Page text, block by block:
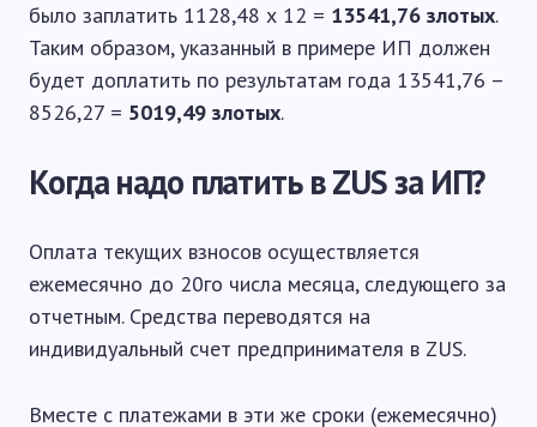
было заплатить 1128,48 х 12 = 13541,76 злотых.
Таким образом, указанный в примере ИП должен
будет доплатить по результатам года 13541,76 –
8526,27 = 5019,49 злотых.
Когда надо платить в ZUS за ИП?
Оплата текущих взносов осуществляется
ежемесячно до 20го числа месяца, следующего за
отчетным. Средства переводятся на
индивидуальный счет предпринимателя в ZUS.
Вместе с платежами в эти же сроки (ежемесячно)